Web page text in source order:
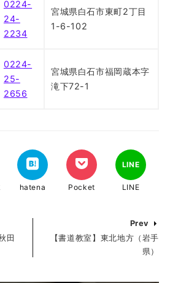
0224-
24-
2234
宮城県白石市東町2丁目
1-6-102
0224-
25-
2656
宮城県白石市福岡蔵本字
滝下72-1
hatena Pocket
LINE
LINE
田
Prev
【書道教室】東北地方（岩手
県）